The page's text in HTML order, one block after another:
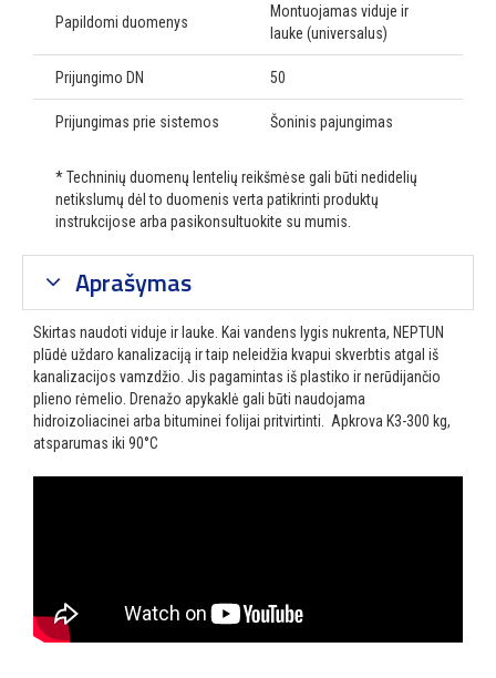
Papildomi duomenys
Montuojamas viduje ir
lauke (universalus)
Prijungimo DN 50
Prijungimas prie sistemos Šoninis pajungimas
* Techninių duomenų lentelių reikšmėse gali būti nedidelių
netikslumų dėl to duomenis verta patikrinti produktų
instrukcijose arba pasikonsultuokite su mumis.
Aprašymas
Skirtas naudoti viduje ir lauke. Kai vandens lygis nukrenta, NEPTUN
plūdė uždaro kanalizaciją ir taip neleidžia kvapui skverbtis atgal iš
kanalizacijos vamzdžio. Jis pagamintas iš plastiko ir nerūdijančio
plieno rėmelio. Drenažo apykaklė gali būti naudojama
hidroizoliacinei arba bituminei folijai pritvirtinti. Apkrova K3-300 kg,
atsparumas iki 90°C